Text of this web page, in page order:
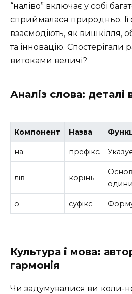
“наліво” включає у собі
сприймалася природньо. Її
взаємодіють, як вишкілля,
та інновацію. Спостерігали
витоками величі?
Аналіз слова: деталі
Компонент Назва
на префікс
лів корінь
о суфікс
Культура і мова:
гармонія
Чи задумувалися ви коли-